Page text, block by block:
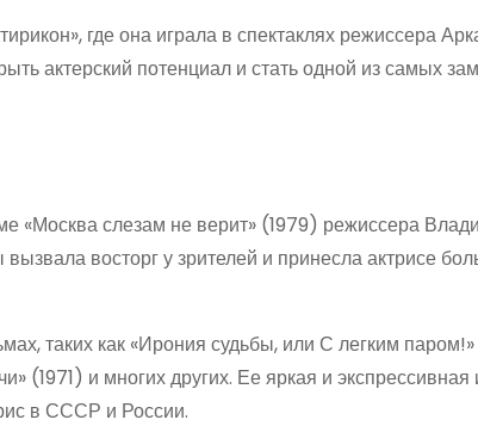
где она играла в спектаклях режиссера
актерский потенциал и стать одной из самых
«Москва слезам не верит» (1979) режиссера
восторг у зрителей и принесла актрисе
таких как «Ирония судьбы, или С легким паром!»
и многих других. Ее яркая и экспрессивная
в СССР и России.